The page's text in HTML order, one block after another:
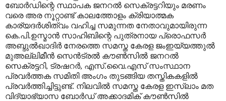
ബോര്‍ഡിന്റെ സ്ഥാപക ജനറല്‍ സെക്രട്ടറിയും മരണം
വരെ അര നൂറ്റാണ്ട് കാലത്തോളം ക്രിയാത്മക
കാര്യദര്‍ശിത്വം വഹിച്ച സമുന്നത നേതാവുമായിരുന്ന
കെ.പി.ഉസ്മാന്‍ സാഹിബിന്റെ പുത്രനായ പ്രൊഫസര്‍
അബ്ദുല്‍ഖാദിര്‍ നേരത്തെ സമസ്ത കേരള ജംഇയ്യത്തുല്‍
മുഅല്ലിമീന്‍ സെന്‍ട്രല്‍ കൗണ്‍സില്‍ ജനറല്‍
സെക്രട്ടറി, ട്രഷറര്‍, എസ്.വൈ.എസ് സംസ്ഥാന
പ്രവര്‍ത്തക സമിതി അംഗം തുടങ്ങിയ തസ്തികകളില്‍
പ്രവര്‍ത്തിച്ചിട്ടുണ്ട്. നിലവില്‍ സമസ്ത കേരള ഇസ്‌ലാം മത
വിദ്യാഭ്യാസ ബോര്‍ഡ് അക്കാദമിക് കൗണ്‍സില്‍